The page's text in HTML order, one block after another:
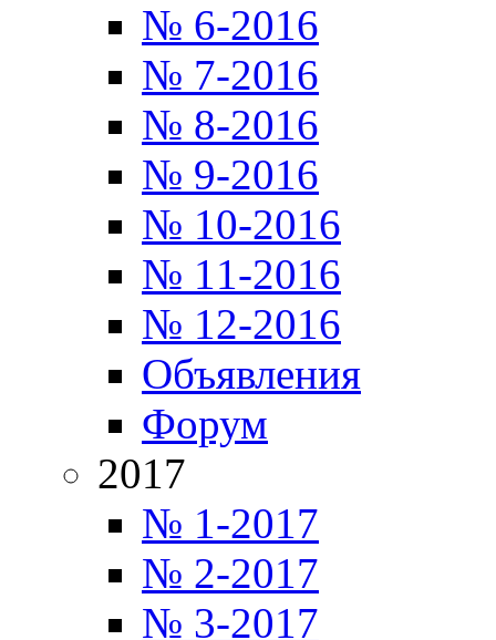
№ 6-2016
№ 7-2016
№ 8-2016
№ 9-2016
№ 10-2016
№ 11-2016
№ 12-2016
Объявления
Форум
2017
№ 1-2017
№ 2-2017
№ 3-2017